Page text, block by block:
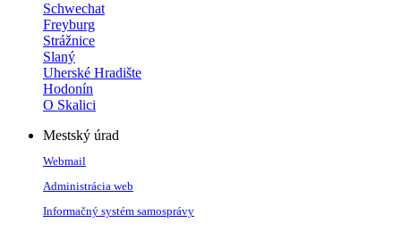
Schwechat
Freyburg
Strážnice
Slaný
Uherské Hradište
Hodonín
O Skalici
Mestský úrad
Webmail
Administrácia web
Informačný systém samosprávy